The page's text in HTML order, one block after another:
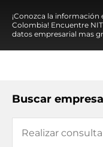
¡Conozca la
Colombia! Encuentre
datos empresarial mas
Buscar empresa